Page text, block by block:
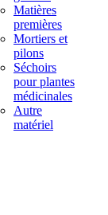
Matières
premières
Mortiers et
pilons
Séchoirs
pour plantes
médicinales
Autre
matériel